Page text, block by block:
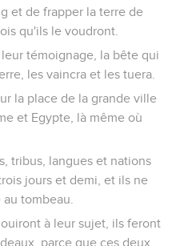
et de frapper la terre de
qu'ils le voudront.
témoignage, la bête qui
les vaincra et les tuera.
la place de la grande ville
et Egypte, là même où
tribus, langues et nations
jours et demi, et ils ne
tombeau.
à leur sujet, ils feront
parce que ces deux